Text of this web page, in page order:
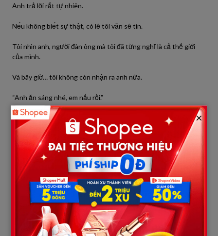
Anh trả lời rất tự nhiên.
Nếu không biết sự thật, có lẽ tôi vẫn sẽ tin.
Tôi nhìn anh, người đàn ông mà tôi đã từng nghĩ là cả thế giới
của mình.
Và bây giờ… tôi không còn nhận ra anh nữa.
“Anh ăn sáng nhé, em nấu rồi.”
Tôi quay đi, giấu đi ánh mắt.
Bởi vì nếu nhìn lâu hơn, tôi sợ mình sẽ không kìm được.
Ba ngày sau, tôi âm thầm theo dõi anh.
Không phải bằng cảm xúc.
Mà bằng sự tỉnh táo.
Tôi kiểm tra lại các tài khoản. Tìm hiểu lịch sử giao dịch. Gọi điện
cho ngân hàng.
×